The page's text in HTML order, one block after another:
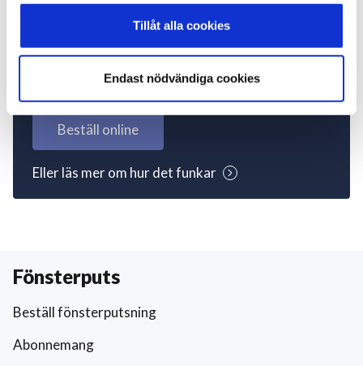
Tillåt alla cookies
Endast nödvändiga cookies
Inte kund ännu? Kom
igång nu!
Beställ online
Eller läs mer om hur det funkar
Fönsterputs
Beställ fönsterputsning
Abonnemang